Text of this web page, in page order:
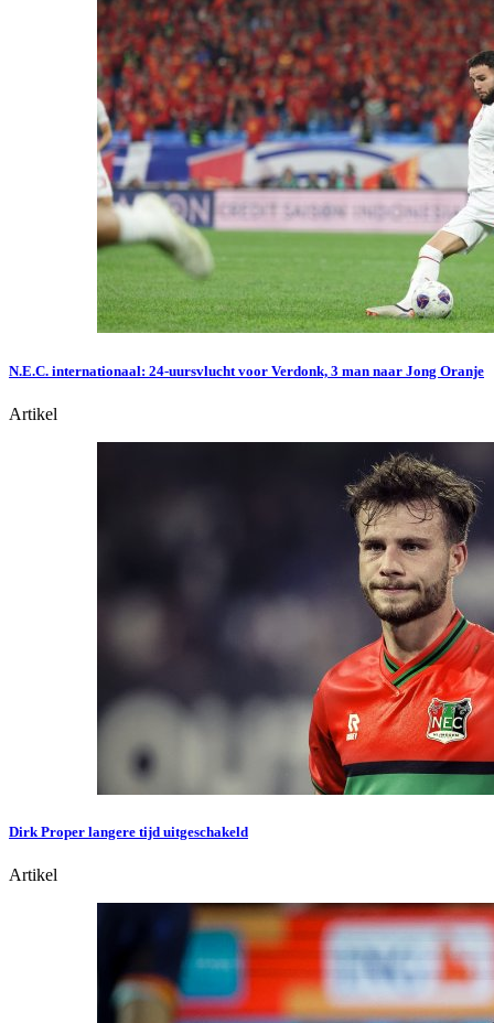
N.E.C. internationaal: 24-uursvlucht voor Verdonk, 3 man naar Jong Oranje
Artikel
Dirk Proper langere tijd uitgeschakeld
Artikel